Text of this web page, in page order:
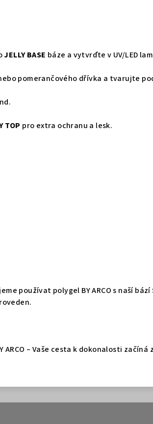
JELLY BASE báze a vytvrďte v UV/LED
pomerančového dřívka a tvarujte
TOP pro extra ochranu a lesk.
používat polygel BY ARCO s naší
– Vaše cesta k dokonalosti začíná